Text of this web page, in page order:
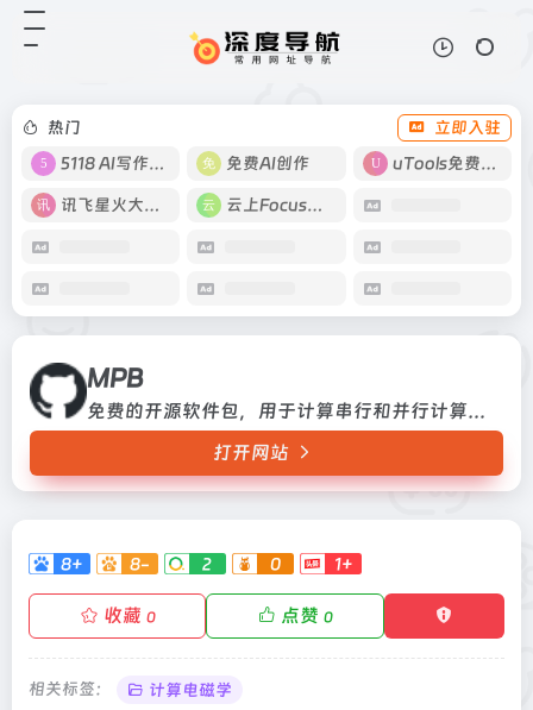
热门
立即入驻
5118 AI写作工具
免费AI创作 uTools免费工具箱
讯飞星火大模型 云上Focus接码
MPB
免费的开源软件包，用于计算串行和并行计算机上的频带结构，色散关系和周期性介电结构的电磁模式
打开网站
8+ 8- 2 0 1+
收藏 0 点赞 0
相关标签： 计算电磁学
并行计算机上的频带结构，色散关系
和周期性介电结构的电磁模式